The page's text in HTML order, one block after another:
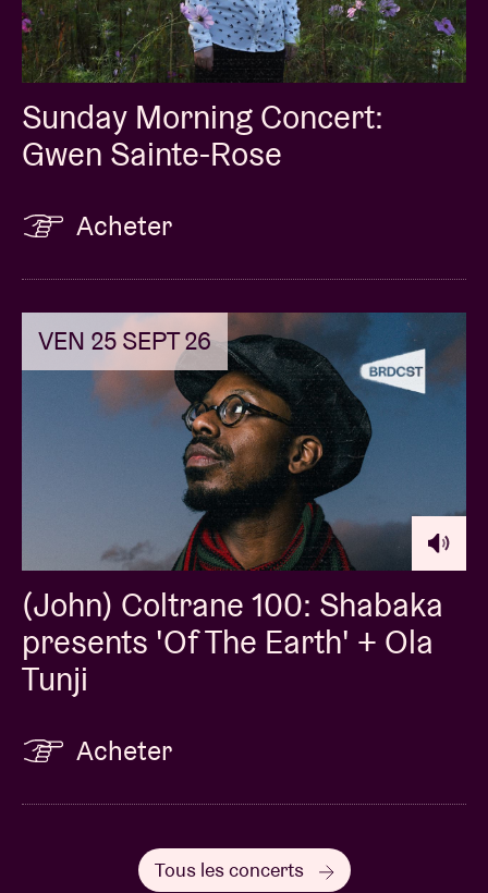
Sunday Morning Concert:
Gwen Sainte-Rose
Acheter
VEN 25 SEPT 26
(John) Coltrane 100: Shabaka
presents 'Of The Earth' + Ola
Tunji
Acheter
Tous les concerts